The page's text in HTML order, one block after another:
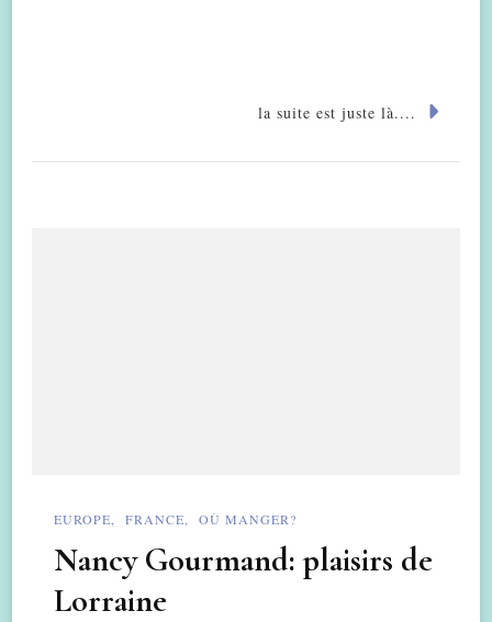
la suite est juste là....
EUROPE FRANCE OÙ MANGER?
Nancy Gourmand: plaisirs de
Lorraine